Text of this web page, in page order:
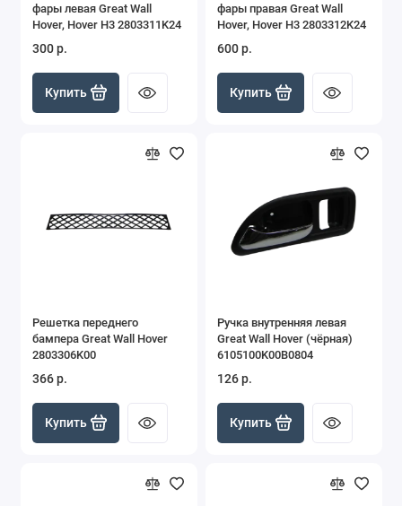
фары левая Great Wall
Hover, Hover H3 2803311K24
300 р.
Купить
фары правая Great Wall
Hover, Hover H3 2803312K24
600 р.
Купить
Решетка переднего
бампера Great Wall Hover
2803306K00
366 р.
Купить
Ручка внутренняя левая
Great Wall Hover (чёрная)
6105100K00B0804
126 р.
Купить